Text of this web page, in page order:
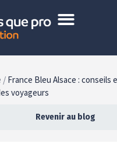
/ France Bleu Alsace : conseils
voyageurs
Revenir au blog